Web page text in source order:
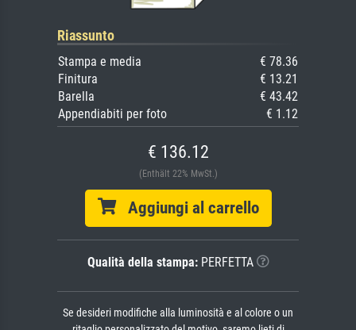
Riassunto
Stampa e media
€ 78.36
Finitura
€ 13.21
Barella
€ 43.42
Appendiabiti per foto
€ 1.12
€ 136.12
(Enthält 22% MwSt.)
Aggiungi al carrello
Qualità della stampa:PERFETTA
Se desideri modifiche alla luminosità e al colore o un